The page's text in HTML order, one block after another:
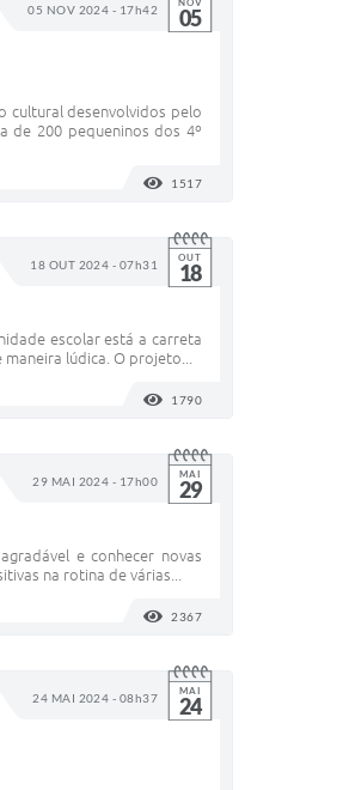
05 NOV 2024 - 17h42 NOV
05
cultural desenvolvidos pelo
de 200 pequeninos dos 4º
1517
18 OUT 2024 - 07h31 OUT
18
escolar está a carreta
lúdica. O projeto...
1790
29 MAI 2024 - 17h00 MAI
29
e conhecer novas
na rotina de várias...
2367
24 MAI 2024 - 08h37 MAI
24